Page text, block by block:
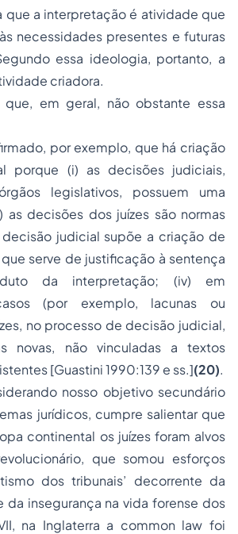
que a interpretação é atividade que
necessidades presentes e futuras
essa ideologia, portanto, a
criadora.
em geral, não obstante essa
por exemplo, que há criação
porque (i) as decisões judiciais,
legislativos, possuem uma
as decisões dos juízes são normas
judicial supõe a criação de
serve de justificação à sentença
da interpretação; (iv) em
(por exemplo, lacunas ou
no processo de decisão judicial,
novas, não vinculadas a textos
[Guastini 1990:139 e ss.](20).
nosso objetivo secundário
jurídicos, cumpre salientar que
continental os juízes foram alvos
que somou esforços
dos tribunais’ decorrente da
da insegurança na vida forense dos
na Inglaterra a common law foi